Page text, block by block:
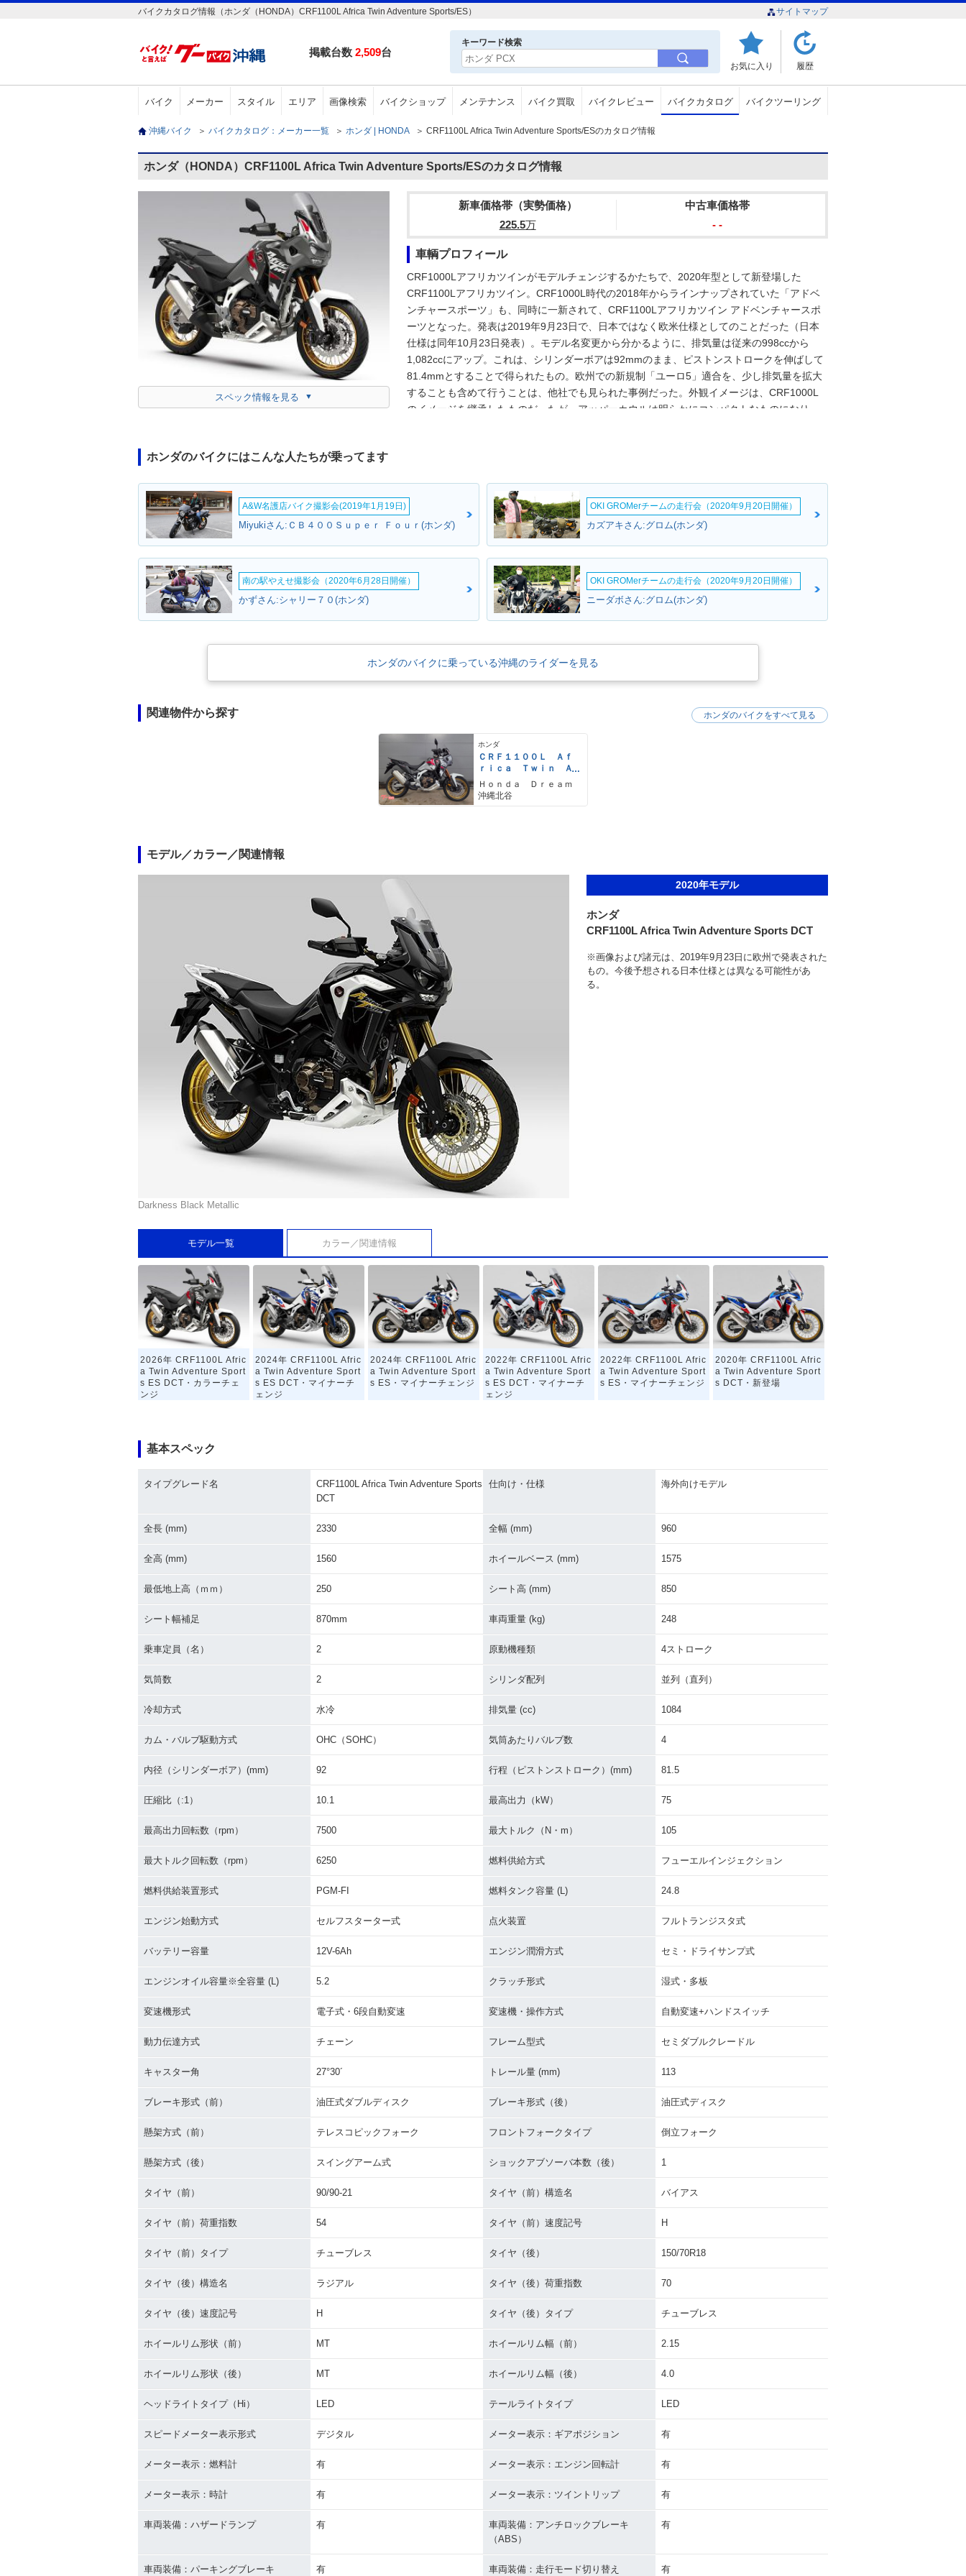
バイクカタログ情報（ホンダ（HONDA）CRF1100L Africa Twin Adventure Sports/ES） サイトマップ
掲載台数 2,509台
キーワード検索
お気に入り 履歴
バイク メーカー スタイル エリア 画像検索 バイクショップ メンテナンス バイク買取 バイクレビュー バイクカタログ バイクツーリング
沖縄バイク ＞ バイクカタログ：メーカー一覧 ＞ ホンダ | HONDA ＞ CRF1100L Africa Twin Adventure Sports/ESのカタログ情報
ホンダ（HONDA）CRF1100L Africa Twin Adventure Sports/ESのカタログ情報
スペック情報を見る
新車価格帯（実勢価格）
225.5万
中古車価格帯
- -
車輌プロフィール
CRF1000Lアフリカツインがモデルチェンジするかたちで、2020年型として新登場した
CRF1100Lアフリカツイン。CRF1000L時代の2018年からラインナップされていた「アドベ
ンチャースポーツ」も、同時に一新されて、CRF1100Lアフリカツイン アドベンチャースポ
ーツとなった。発表は2019年9月23日で、日本ではなく欧米仕様としてのことだった（日本
仕様は同年10月23日発表）。モデル名変更から分かるように、排気量は従来の998ccから
1,082ccにアップ。これは、シリンダーボアは92mmのまま、ピストンストロークを伸ばして
81.4mmとすることで得られたもの。欧州での新規制「ユーロ5」適合を、少し排気量を拡大
することも含めて行うことは、他社でも見られた事例だった。外観イメージは、CRF1000L
のイメージを継承したものだったが、アッパーカウルは明らかにコンパクトなものになり、
にも速度などが表示されるようになっていた。フレームは軽くなり、各種の電子制御もアッ
プデートされていた。なお、これまで同様に、トランスミッションは、マニュアル6速または
電子制御デュアルクラッチ6速（DCT）の2タイプ設定だった。さらに、ショーワ製電子制御
サスを装備した「ES」タイプもラインナップされた（ESタイプが先行して販売された）。
2022年1月に仕様変更を受け、平成32年（令和2年）排出ガス規制に適合。ウインドスクリー
ンの形が変更され、少しコンパクトになった。デイタイムランニングライトも装備した。ま
た、電子制御サスを装備した「ES」タイプのみのラインナップになった。2024年に仕様変更
を受け、フェアリング形状が変わるとともに、フロントホイールのサイズも変更された。こ
れまで21インチだったが、19インチに小径化されており、目的は、低重心とすることによる
グも変更）、最大トルクが増していた。［補足］CRF1100Lアフリカツインアドベンチャース
た。そのため、クラッチ操作の必要がないCRF1100Lアフリカツインアドベンチャースポーツ
のDCT搭載モデルは、AT限定大型二輪免許で運転することが可能だった。
ホンダのバイクにはこんな人たちが乗ってます
A&W名護店バイク撮影会(2019年1月19日)
Miyukiさん:ＣＢ４００Ｓｕｐｅｒ Ｆｏｕｒ(ホンダ)
OKI GROMerチームの走行会（2020年9月20日開催）
カズアキさん:グロム(ホンダ)
南の駅やえせ撮影会（2020年6月28日開催）
かずさん:シャリー７０(ホンダ)
OKI GROMerチームの走行会（2020年9月20日開催）
ニーダボさん:グロム(ホンダ)
ホンダのバイクに乗っている沖縄のライダーを見る
関連物件から探す
ホンダ
ＣＲＦ１１００Ｌ Ａｆ
ｒｉｃａ Ｔｗｉｎ Ａ
ｄｖｅｎｔｕｒｅＳｐｏ
ｒｔｓ ＥＳ ＤＣＴ
Ｈｏｎｄａ Ｄｒｅａｍ
沖縄北谷
ホンダのバイクをすべて見る
モデル／カラー／関連情報
Darkness Black Metallic
2020年モデル
ホンダ
CRF1100L Africa Twin Adventure Sports DCT
※画像および諸元は、2019年9月23日に欧州で発表された
もの。今後予想される日本仕様とは異なる可能性があ
る。
モデル一覧 カラー／関連情報
2026年 CRF1100L Afric
a Twin Adventure Sport
s ES DCT・カラーチェ
ンジ
2024年 CRF1100L Afric
a Twin Adventure Sport
s ES DCT・マイナーチ
ェンジ
2024年 CRF1100L Afric
a Twin Adventure Sport
s ES・マイナーチェンジ
2022年 CRF1100L Afric
a Twin Adventure Sport
s ES DCT・マイナーチ
ェンジ
2022年 CRF1100L Afric
a Twin Adventure Sport
s ES・マイナーチェンジ
2020年 CRF1100L Afric
a Twin Adventure Sport
s DCT・新登場
a Twin Adventure Sport
s・新登場
a Twin Adventure Sport
a Twin Adventure Sport
s DCT
a Twin Adventure Sport
基本スペック
タイプグレード名
CRF1100L Africa Twin Adventure Sports
DCT
仕向け・仕様 海外向けモデル
全長 (mm) 2330 全幅 (mm) 960
全高 (mm) 1560 ホイールベース (mm) 1575
最低地上高（ｍｍ） 250 シート高 (mm) 850
シート幅補足 870mm 車両重量 (kg) 248
乗車定員（名） 2 原動機種類 4ストローク
気筒数 2 シリンダ配列 並列（直列）
冷却方式 水冷 排気量 (cc) 1084
カム・バルブ駆動方式 OHC（SOHC） 気筒あたりバルブ数 4
内径（シリンダーボア）(mm) 92 行程（ピストンストローク）(mm) 81.5
圧縮比（:1） 10.1 最高出力（kW） 75
最高出力回転数（rpm） 7500 最大トルク（N・m） 105
最大トルク回転数（rpm） 6250 燃料供給方式 フューエルインジェクション
燃料供給装置形式 PGM-FI 燃料タンク容量 (L) 24.8
エンジン始動方式 セルフスターター式 点火装置 フルトランジスタ式
バッテリー容量 12V-6Ah エンジン潤滑方式 セミ・ドライサンプ式
エンジンオイル容量※全容量 (L) 5.2 クラッチ形式 湿式・多板
変速機形式 電子式・6段自動変速 変速機・操作方式 自動変速+ハンドスイッチ
動力伝達方式 チェーン フレーム型式 セミダブルクレードル
キャスター角 27°30´ トレール量 (mm) 113
ブレーキ形式（前） 油圧式ダブルディスク ブレーキ形式（後） 油圧式ディスク
懸架方式（前） テレスコピックフォーク フロントフォークタイプ 倒立フォーク
懸架方式（後） スイングアーム式 ショックアブソーバ本数（後） 1
タイヤ（前） 90/90-21 タイヤ（前）構造名 バイアス
タイヤ（前）荷重指数 54 タイヤ（前）速度記号 H
タイヤ（前）タイプ チューブレス タイヤ（後） 150/70R18
タイヤ（後）構造名 ラジアル タイヤ（後）荷重指数 70
タイヤ（後）速度記号 H タイヤ（後）タイプ チューブレス
ホイールリム形状（前） MT ホイールリム幅（前） 2.15
ホイールリム形状（後） MT ホイールリム幅（後） 4.0
ヘッドライトタイプ（Hi） LED テールライトタイプ LED
スピードメーター表示形式 デジタル メーター表示：ギアポジション 有
メーター表示：燃料計 有 メーター表示：エンジン回転計 有
メーター表示：時計 有 メーター表示：ツイントリップ 有
車両装備：ハザードランプ 有
車両装備：アンチロックブレーキ
（ABS）
有
車両装備：パーキングブレーキ 有 車両装備：走行モード切り替え 有